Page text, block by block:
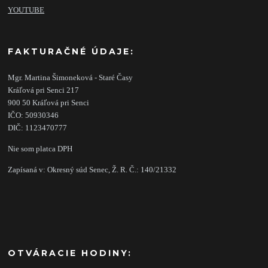
YOUTUBE
FAKTURAČNÉ ÚDAJE:
Mgr. Martina Šimoneková - Staré Časy
Kráľová pri Senci 217
900 50 Kráľová pri Senci
IČO: 50930346
DIČ: 1123470777
Nie som platca DPH
Zapísaná v: Okresný súd Senec, Ž. R. Č.: 140/21332
OTVÁRACIE HODINY: